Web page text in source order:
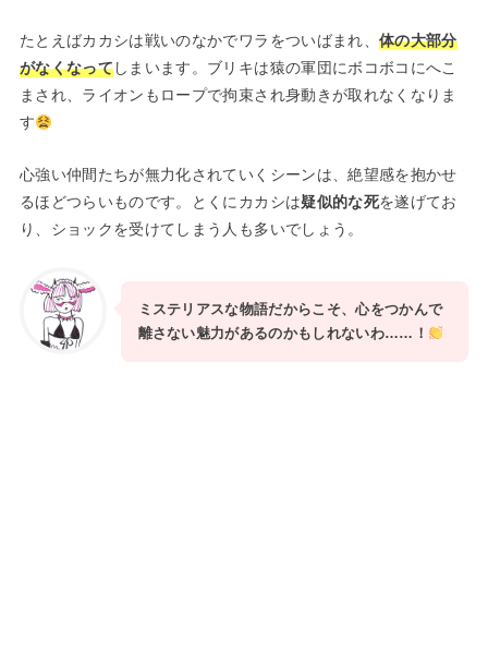
たとえばカカシは戦いのなかでワラをついばまれ、 体の大部分
がなくなってしまいます。ブリキは猿の軍団にボコボコにへこ
まされ、ライオンもロープで拘束され身動きが取れなくなりま
す
心強い仲間たちが無力化されていくシーンは、絶望感を抱かせ
るほどつらいものです。とくにカカシは疑似的な死を遂げてお
り、ショックを受けてしまう人も多いでしょう。
ミステリアスな物語だからこそ、心をつかんで
離さない魅力があるのかもしれないわ……！